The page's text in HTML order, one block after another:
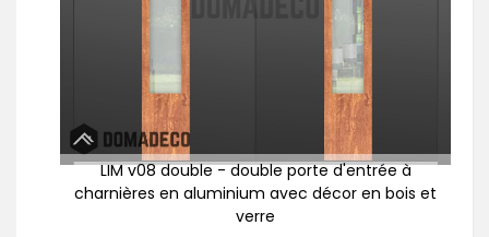
LIM v08 double - double porte d'entrée à
charnières en aluminium avec décor en bois et
verre